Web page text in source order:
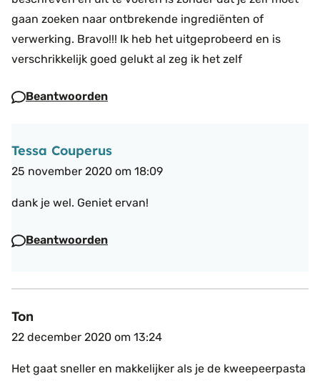
gaan zoeken naar ontbrekende ingrediënten of
verwerking. Bravo!!! Ik heb het uitgeprobeerd en is
verschrikkelijk goed gelukt al zeg ik het zelf
Beantwoorden
Tessa Couperus
25 november 2020 om 18:09
dank je wel. Geniet ervan!
Beantwoorden
Ton
22 december 2020 om 13:24
Het gaat sneller en makkelijker als je de kweepeerpasta